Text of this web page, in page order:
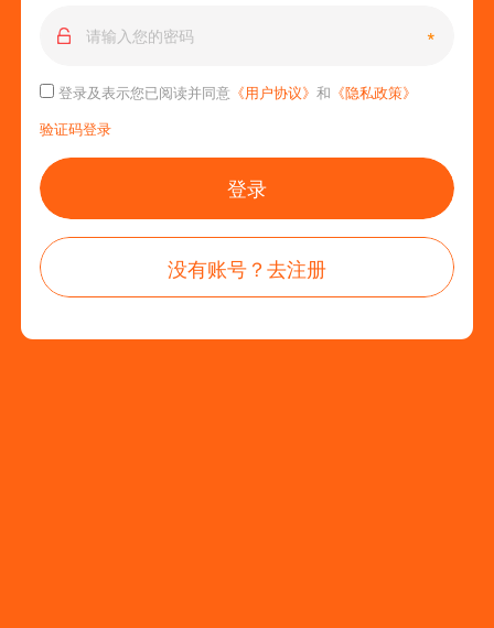
*
登录及表示您已阅读并同意 《用户协议》 和 《隐私政策》
验证码登录
登录
没有账号？去注册